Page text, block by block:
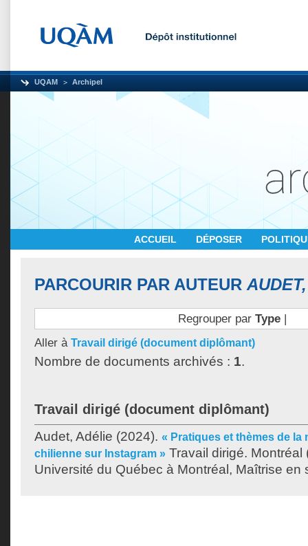
UQAM Archipel
ACCUEIL DÉPOSER
PARCOURIR PAR AUTEUR
Regrouper par Type|
Aller à Travail dirigé (document diplômant)
Nombre de documents archivés : 1.
Travail dirigé (document diplômant)
Audet, Adélie (2024). « Pratiques et thèmes de
chilienne sur Instagram » Travail dirigé.
Université du Québec à Montréal, Maîtrise en